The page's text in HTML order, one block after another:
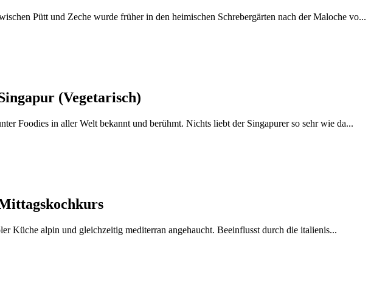
Pütt und Zeche wurde früher in den heimischen Schrebergärten nach der Maloche vo...
(Vegetarisch)
Foodies in aller Welt bekannt und berühmt. Nichts liebt der Singapurer so sehr wie da...
Küche alpin und gleichzeitig mediterran angehaucht. Beeinflusst durch die italienis...